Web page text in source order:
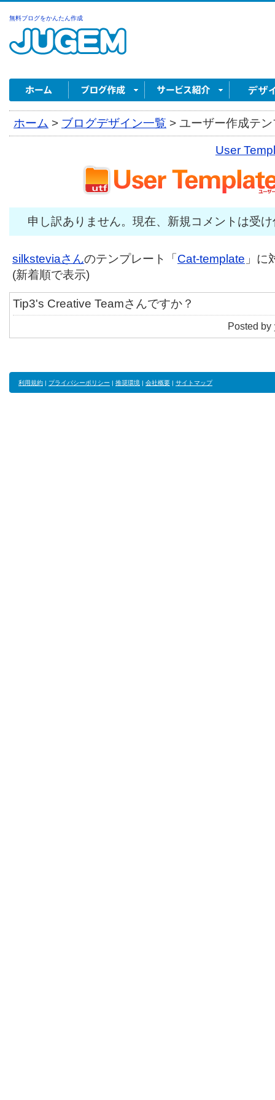
無料ブログをかんたん作成
ホーム > ブログデザイン一覧 > ユーザー作成テ
User
申し訳ありません。現在、新規コメントは受
silksteviaさんのテンプレート「 Cat-template 」に
(新着順で表示)
Tip3's Creative Teamさんですか？
Posted by
利用規約 | プライバシーポリシー | 推奨環境 | 会社概要 | サイトマップ